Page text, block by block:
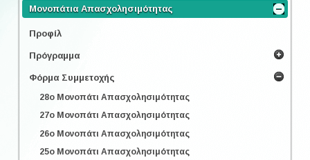
Μονοπάτια Απασχολησιμότητας
Προφίλ
Πρόγραμμα
Φόρμα Συμμετοχής
28o Μονοπάτι Απασχολησιμότητας
27o Μονοπάτι Απασχολησιμότητας
26o Μονοπάτι Απασχολησιμότητας
25o Μονοπάτι Απασχολησιμότητας